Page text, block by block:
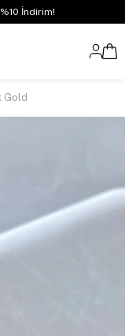
İndirim!
Gold